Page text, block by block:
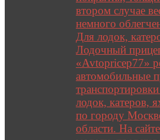
втором случае
немного
Для лодок,
Лодочный
«Avtopricep77»
автомобильные
лодок, катеров,
по городу
области. На